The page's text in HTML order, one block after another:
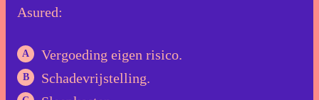
Asured:
Vergoeding eigen risico.
Schadevrijstelling.